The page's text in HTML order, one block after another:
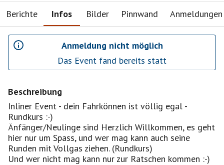
Berichte Infos Bilder Pinnwand Anmeldungen
Anmeldung nicht möglich
Das Event fand bereits statt
Beschreibung
Inliner Event - dein Fahrkönnen ist völlig egal -
Rundkurs :-)
Änfänger/Neulinge sind Herzlich Willkommen, es geht
hier nur um Spass, und wer mag kann auch seine
Runden mit Vollgas ziehen. (Rundkurs)
Und wer nicht mag kann nur zur Ratschen kommen :-)